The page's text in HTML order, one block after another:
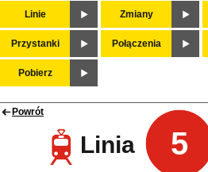
Linie Zmiany
Przystanki Połączenia
Pobierz
Powrót
Linia 5